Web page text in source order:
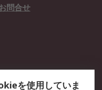
問合せ
を使用していま